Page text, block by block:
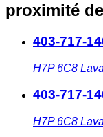
proximité
403-717-
H7P 6C8
403-717-
H7P 6C8